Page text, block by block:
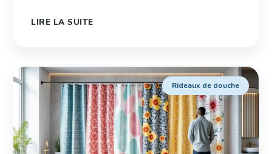
LIRE LA SUITE
Rideaux de douche